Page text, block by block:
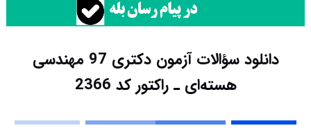
دانلود سؤالات آزمون دکتری 97 مهندسی
هسته‌ای ـ راکتور کد 2366